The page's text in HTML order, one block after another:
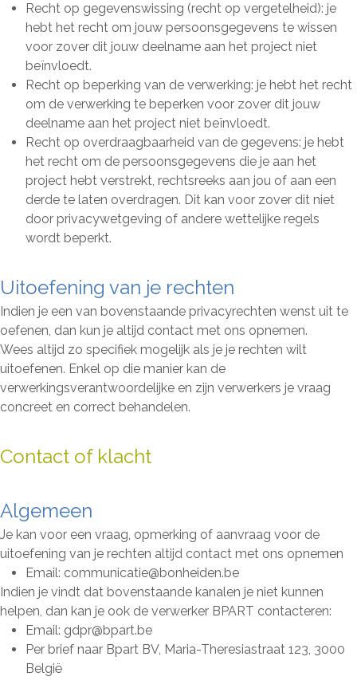
Recht op gegevenswissing (recht op vergetelheid): je
hebt het recht om jouw persoonsgegevens te wissen
voor zover dit jouw deelname aan het project niet
beïnvloedt.
Recht op beperking van de verwerking: je hebt het recht
om de verwerking te beperken voor zover dit jouw
deelname aan het project niet beïnvloedt.
Recht op overdraagbaarheid van de gegevens: je hebt
het recht om de persoonsgegevens die je aan het
project hebt verstrekt, rechtsreeks aan jou of aan een
derde te laten overdragen. Dit kan voor zover dit niet
door privacywetgeving of andere wettelijke regels
wordt beperkt.
Uitoefening van je rechten
Indien je een van bovenstaande privacyrechten wenst uit te
oefenen, dan kun je altijd contact met ons opnemen.
Wees altijd zo specifiek mogelijk als je je rechten wilt
uitoefenen. Enkel op die manier kan de
verwerkingsverantwoordelijke en zijn verwerkers je vraag
concreet en correct behandelen.
Contact of klacht
Algemeen
Je kan voor een vraag, opmerking of aanvraag voor de
uitoefening van je rechten altijd contact met ons opnemen
Email: communicatie@bonheiden.be
Indien je vindt dat bovenstaande kanalen je niet kunnen
helpen, dan kan je ook de verwerker BPART contacteren:
Email: gdpr@bpart.be
Per brief naar Bpart BV, Maria-Theresiastraat 123, 3000
België